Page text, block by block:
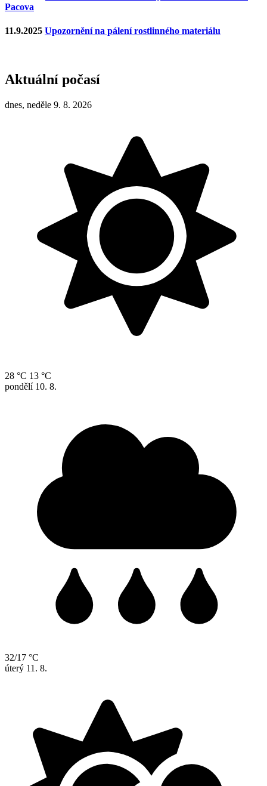
Pacova
11.9.2025 Upozornění na pálení rostlinného materiálu
Aktuální počasí
dnes, neděle 9. 8. 2026
28 °C 13 °C
pondělí 10. 8.
32/17 °C
úterý 11. 8.